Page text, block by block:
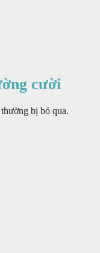
cười
bị bỏ qua.